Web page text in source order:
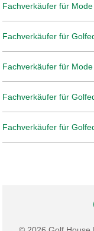
Fachverkäufer für
Fachverkäufer für
Fachverkäufer für
Fachverkäufer für
Fachverkäufer für